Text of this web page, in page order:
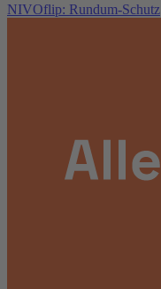
NIVOflip: Rundum-Schutz